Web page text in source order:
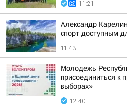
11:21
Александр
спорт доступным
11:43
Молодежь
присоединиться к
выборах»
12:40